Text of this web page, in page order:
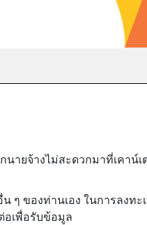
ายจ้างไม่สะดวกมาที่เคาน์
ของท่านเอง ในการลงท
อเพื่อรับข้อมูล